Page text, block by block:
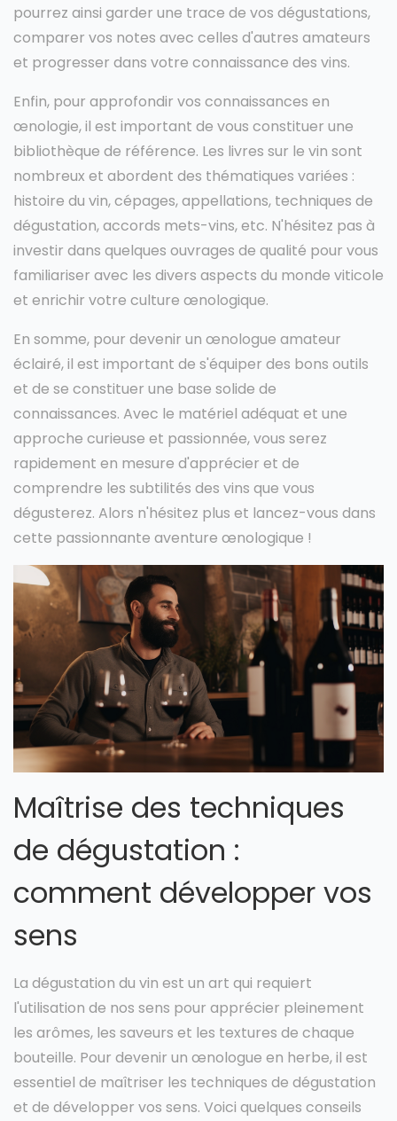
pourrez ainsi garder une trace de vos dégustations,
comparer vos notes avec celles d'autres amateurs
et progresser dans votre connaissance des vins.
Enfin, pour approfondir vos connaissances en
œnologie, il est important de vous constituer une
bibliothèque de référence. Les livres sur le vin sont
nombreux et abordent des thématiques variées :
histoire du vin, cépages, appellations, techniques de
dégustation, accords mets-vins, etc. N'hésitez pas à
investir dans quelques ouvrages de qualité pour vous
familiariser avec les divers aspects du monde viticole
et enrichir votre culture œnologique.
En somme, pour devenir un œnologue amateur
éclairé, il est important de s'équiper des bons outils
et de se constituer une base solide de
connaissances. Avec le matériel adéquat et une
approche curieuse et passionnée, vous serez
rapidement en mesure d'apprécier et de
comprendre les subtilités des vins que vous
dégusterez. Alors n'hésitez plus et lancez-vous dans
cette passionnante aventure œnologique !
Maîtrise des techniques
de dégustation :
comment développer vos
sens
La dégustation du vin est un art qui requiert
l'utilisation de nos sens pour apprécier pleinement
les arômes, les saveurs et les textures de chaque
bouteille. Pour devenir un œnologue en herbe, il est
essentiel de maîtriser les techniques de dégustation
et de développer vos sens. Voici quelques conseils